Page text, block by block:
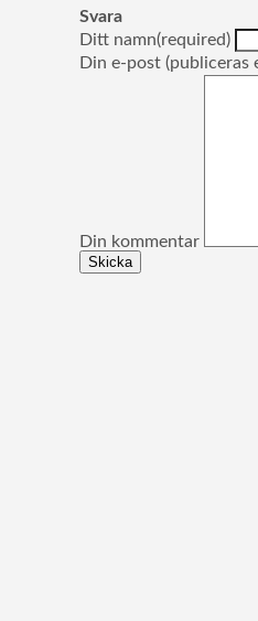
Svara
Ditt namn(required)
Din e-post (publiceras
Din kommentar